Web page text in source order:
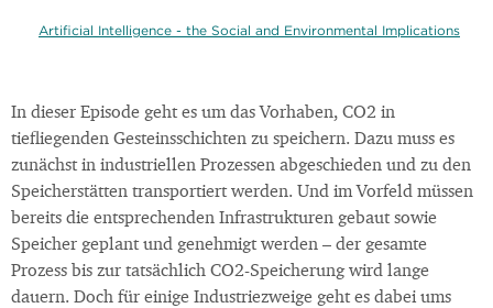
Artificial Intelligence - the Social and Environmental Implications
In dieser Episode geht es um das Vorhaben, CO2 in
tiefliegenden Gesteinsschichten zu speichern. Dazu muss es
zunächst in industriellen Prozessen abgeschieden und zu den
Speicherstätten transportiert werden. Und im Vorfeld müssen
bereits die entsprechenden Infrastrukturen gebaut sowie
Speicher geplant und genehmigt werden – der gesamte
Prozess bis zur tatsächlich CO2-Speicherung wird lange
dauern. Doch für einige Industriezweige geht es dabei ums